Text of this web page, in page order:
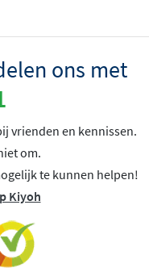
ons met
vrienden en kennissen.
om.
te kunnen helpen!
Kiyoh